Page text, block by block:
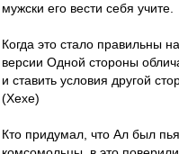
мужски его вести себя учите.
Когда это стало правильны
версии Одной стороны
и ставить условия другой
(Хехе)
Кто придумал, что Ал был